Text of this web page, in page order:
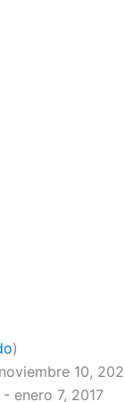
)
10,
- enero 7, 2017